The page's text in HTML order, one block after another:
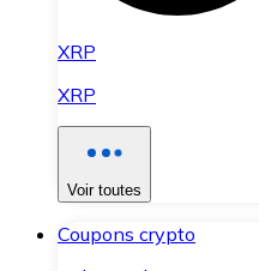
XRP
XRP
Voir toutes
Coupons crypto